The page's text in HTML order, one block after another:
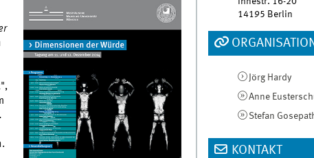
14195 Berlin
ORGANISATION
Jörg Hardy
Anne
Stefan
KONTAKT